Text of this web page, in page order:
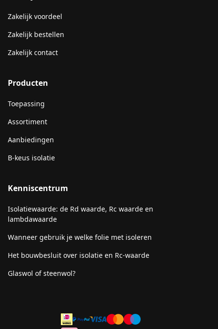
Zakelijk voordeel
Zakelijk bestellen
Zakelijk contact
Producten
Toepassing
Assortiment
Aanbiedingen
B-keus isolatie
Kenniscentrum
Isolatiewaarde: de Rd waarde, Rc waarde en
lambdawaarde
Wanneer gebruik je welke folie met isoleren
Het bouwbesluit over isolatie en Rc-waarde
Glaswol of steenwol?